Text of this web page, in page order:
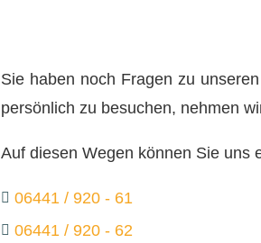
Sie haben noch Fragen zu
persönlich zu besuchen, nehmen
Auf diesen Wegen können Sie uns
 06441 / 920 - 61
 06441 / 920 - 62